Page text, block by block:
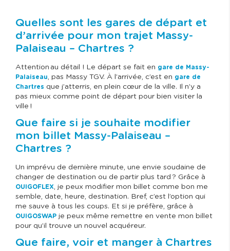
Quelles sont les gares de départ et
d’arrivée pour mon trajet Massy-
Palaiseau – Chartres ?
Attention au détail ! Le départ se fait en gare de Massy-
Palaiseau, pas Massy TGV. À l’arrivée, c’est en gare de
Chartres que j’atterris, en plein cœur de la ville. Il n’y a
pas mieux comme point de départ pour bien visiter la
ville !
Que faire si je souhaite modifier
mon billet Massy-Palaiseau –
Chartres ?
Un imprévu de dernière minute, une envie soudaine de
changer de destination ou de partir plus tard ? Grâce à
OUIGOFLEX, je peux modifier mon billet comme bon me
semble, date, heure, destination. Bref, c’est l’option qui
me sauve à tous les coups. Et si je préfère, grâce à
OUIGOSWAP je peux même remettre en vente mon billet
pour qu’il trouve un nouvel acquéreur.
Que faire, voir et manger à Chartres